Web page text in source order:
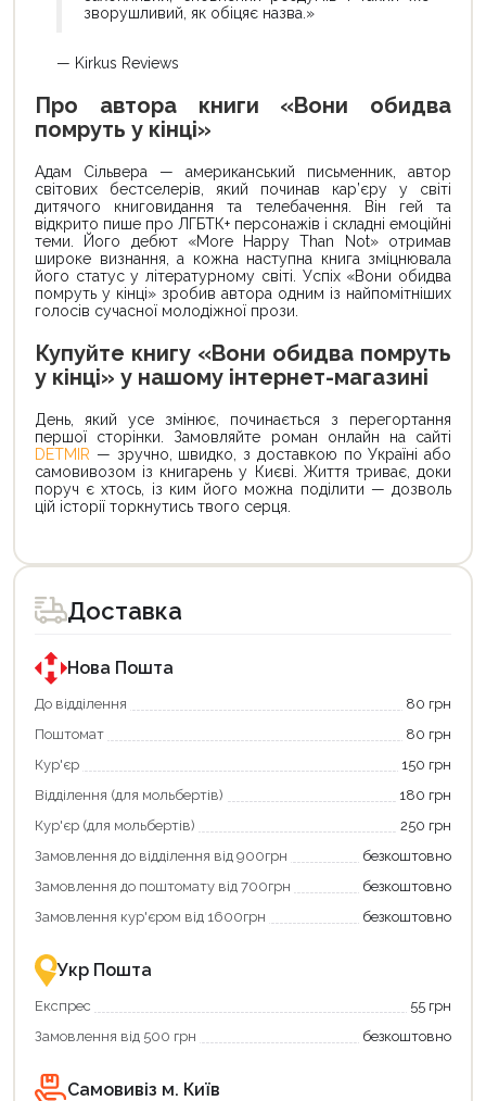
зворушливий, як обіцяє назва.»
— Kirkus Reviews
Про автора книги «Вони обидва
помруть у кінці»
Адам Сільвера — американський письменник, автор
світових бестселерів, який починав кар’єру у світі
дитячого книговидання та телебачення. Він гей та
відкрито пише про ЛГБТК+ персонажів і складні емоційні
теми. Його дебют «More Happy Than Not» отримав
широке визнання, а кожна наступна книга зміцнювала
його статус у літературному світі. Успіх «Вони обидва
помруть у кінці» зробив автора одним із найпомітніших
голосів сучасної молодіжної прози.
Купуйте книгу «Вони обидва помруть
у кінці» у нашому інтернет-магазині
День, який усе змінює, починається з перегортання
першої сторінки. Замовляйте роман онлайн на сайті
DETMIR — зручно, швидко, з доставкою по Україні або
самовивозом із книгарень у Києві. Життя триває, доки
поруч є хтось, із ким його можна поділити — дозволь
цій історії торкнутись твого серця.
Доставка
Нова Пошта
До відділення
80 грн
Поштомат
80 грн
Кур'єр
150 грн
Відділення (для мольбертів)
180 грн
Кур'єр (для мольбертів)
250 грн
Замовлення до відділення від 900грн
безкоштовно
Замовлення до поштомату від 700грн
безкоштовно
Замовлення кур'єром від 1600грн
безкоштовно
Укр Пошта
Експрес
55 грн
Замовлення від 500 грн
безкоштовно
Самовивіз м. Київ
Оформити замовлення